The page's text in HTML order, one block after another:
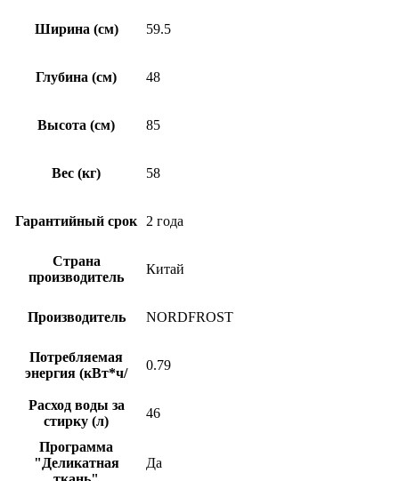
Ширина (см) 59.5
Глубина (см) 48
Высота (см) 85
Вес (кг) 58
Гарантийный срок 2 года
Страна
производитель
Китай
Производитель NORDFROST
Потребляемая
энергия (кВт*ч/
0.79
Расход воды за
стирку (л)
46
Программа
"Деликатная
Да